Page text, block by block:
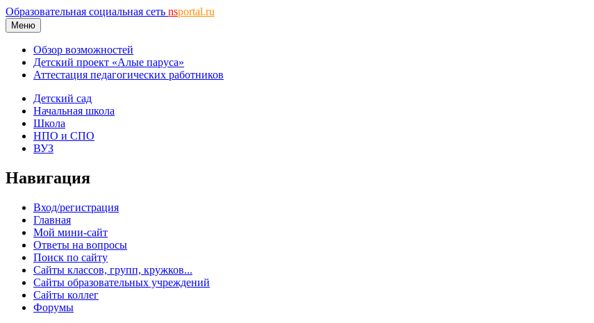
Образовательная социальная сеть nsportal.ru
Меню
Обзор возможностей
Детский проект «Алые паруса»
Аттестация педагогических работников
Детский сад
Начальная школа
Школа
НПО и СПО
ВУЗ
Навигация
Вход/регистрация
Главная
Мой мини-сайт
Ответы на вопросы
Поиск по сайту
Сайты классов, групп, кружков...
Сайты образовательных учреждений
Сайты коллег
Форумы